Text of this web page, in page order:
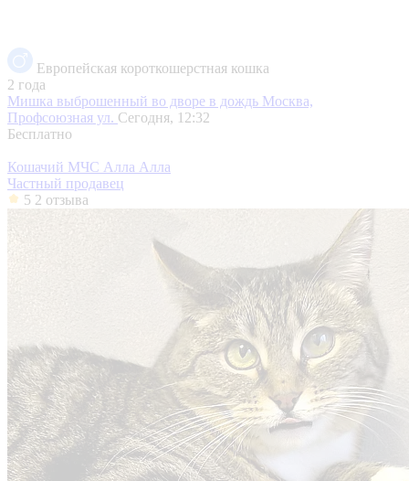
Европейская короткошерстная кошка
2 года
Мишка выброшенный во дворе в дождь Москва,
Профсоюзная ул. Сегодня, 12:32
Бесплатно
Кошачий МЧС Алла Алла
Частный продавец
5 2 отзыва